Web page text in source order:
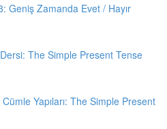
Geniş Zamanda Evet / Hayır
The Simple Present Tense
Yapıları: The Simple Present